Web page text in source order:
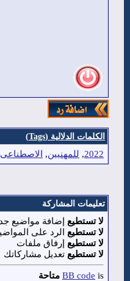
الكلمات الدلالية (Tags)
2022
, للمهنيين, الاصطناعى
تعليمات المشاركة
لا تستطيع إضافة مواضيع
لا تستطيع الرد على
لا تستطيع إرفاق ملفات
لا تستطيع تعديل مشاركاتك
BB code is
متاحة